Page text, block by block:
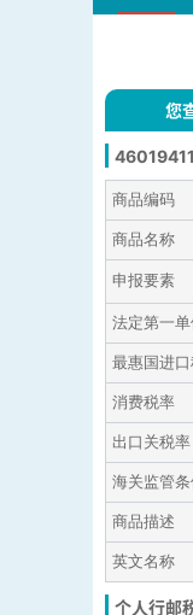
您
商品编码
商品名称
申报要素
法定第一单
最惠国进
消费税率
出口关税率
海关监管
商品描述
英文名称
个人行邮